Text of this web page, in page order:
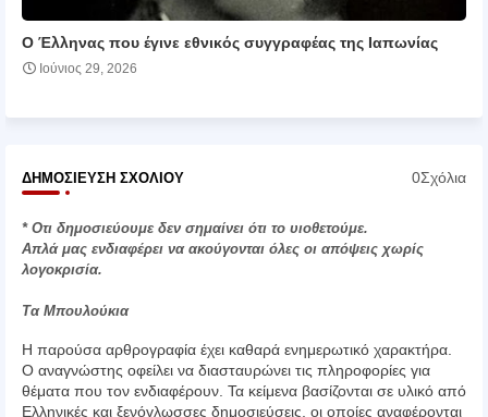
Ο Έλληνας που έγινε εθνικός συγγραφέας της Ιαπωνίας
Ιούνιος 29, 2026
ΔΗΜΟΣΊΕΥΣΗ ΣΧΟΛΊΟΥ 0Σχόλια
* Οτι δημοσιεύουμε δεν σημαίνει ότι το υιοθετούμε.
Απλά μας ενδιαφέρει να ακούγονται όλες οι απόψεις χωρίς
λογοκρισία.
Τα Μπουλούκια
Η παρούσα αρθρογραφία έχει καθαρά ενημερωτικό χαρακτήρα.
Ο αναγνώστης οφείλει να διασταυρώνει τις πληροφορίες για
θέματα που τον ενδιαφέρουν. Τα κείμενα βασίζονται σε υλικό από
Ελληνικές και ξενόγλωσσες δημοσιεύσεις, οι οποίες αναφέρονται